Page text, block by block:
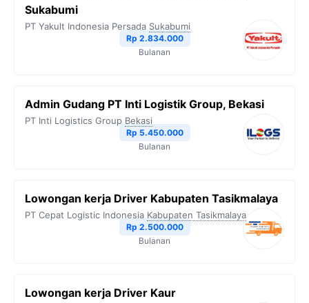
Sukabumi
PT Yakult Indonesia Persada Sukabumi
Rp 2.834.000
Bulanan
Admin Gudang PT Inti Logistik Group, Bekasi
PT Inti Logistics Group Bekasi
Rp 5.450.000
Bulanan
Lowongan kerja Driver Kabupaten Tasikmalaya
PT Cepat Logistic Indonesia Kabupaten Tasikmalaya
Rp 2.500.000
Bulanan
Lowongan kerja Driver Kaur